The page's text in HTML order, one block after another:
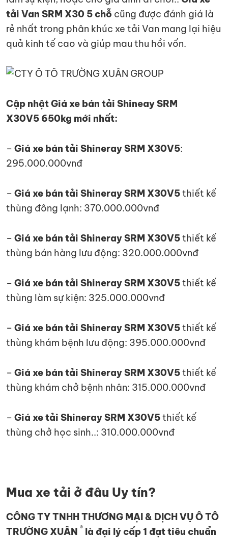
tải Van SRM X30 5 chỗ cũng được đánh giá là
rẻ nhất trong phân khúc xe tải Van mang lại hiệu
quả kinh tế cao và giúp mau thu hồi vốn.
Cập nhật Giá xe bán tải Shineay SRM
X30V5 650kg mới nhất:
– Giá xe bán tải Shineray SRM X30V5:
295.000.000vnđ
– Giá xe bán tải Shineray SRM X30V5thiết kế
thùng đông lạnh: 370.000.000vnđ
– Giá xe bán tải Shineray SRM X30V5thiết kế
thùng bán hàng lưu động: 320.000.000vnđ
– Giá xe bán tải Shineray SRM X30V5thiết kế
thùng làm sự kiện: 325.000.000vnđ
– Giá xe bán tải Shineray SRM X30V5thiết kế
thùng khám bệnh lưu động: 395.000.000vnđ
– Giá xe bán tải Shineray SRM X30V5thiết kế
thùng khám chở bệnh nhân: 315.000.000vnđ
– Giá xe tải Shineray SRM X30V5thiết kế
thùng chở học sinh..: 310.000.000vnđ
Mua xe tải ở đâu Uy tín?
CÔNG TY TNHH THƯƠNG MẠI & DỊCH VỤ Ô TÔ
TRƯỜNG XUÂN ® là đại lý cấp 1 đạt tiêu chuẩn